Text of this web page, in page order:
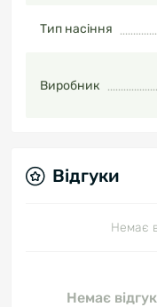
Тип насіння
Виробник
Відгуки
Немає
Немає